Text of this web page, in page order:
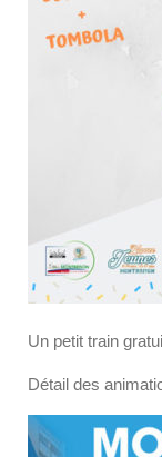
Un petit train
Détail des